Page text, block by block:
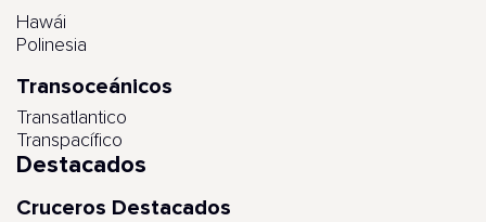
Hawái
Polinesia
Transoceánicos
Transatlantico
Transpacífico
Destacados
Cruceros Destacados